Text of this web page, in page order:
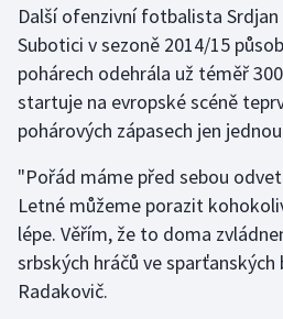
Další ofenzivní fotbalista
Subotici v sezoně 2014/15
pohárech odehrála už téměř
startuje na evropské scéně
pohárových zápasech jen
"Pořád máme před sebou
Letné můžeme porazit
lépe. Věřím, že to doma
srbských hráčů ve sparťanských
Radakovič.